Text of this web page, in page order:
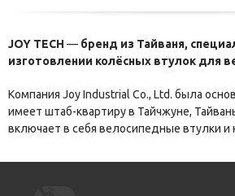
JOY TECH — бренд из Тайваня,
изготовлении колёсных втулок для
Компания Joy Industrial Co., Ltd. была
имеет штаб-квартиру в Тайчжуне,
включает в себя велосипедные втулки и